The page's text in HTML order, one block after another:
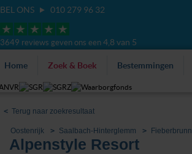
BEL ONS 010 279 96 32
3649 reviews geven ons een 4,8 van 5
Home Zoek & Boek Bestemmingen
<Terug naar zoekresultaat
Oostenrijk Saalbach-Hinterglemm Fieberbrunn
Alpenstyle Resort